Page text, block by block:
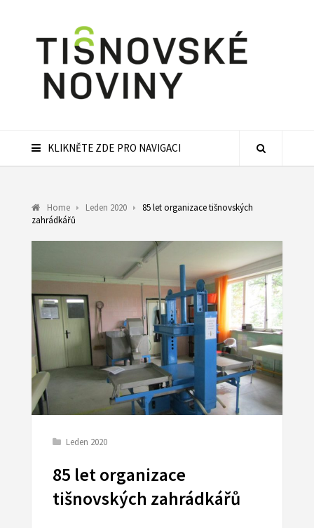
KLIKNĚTE ZDE PRO NAVIGACI
Home Leden 2020
85 let organizace tišnovských
zahrádkářů
Leden 2020
85 let organizace
tišnovských zahrádkářů